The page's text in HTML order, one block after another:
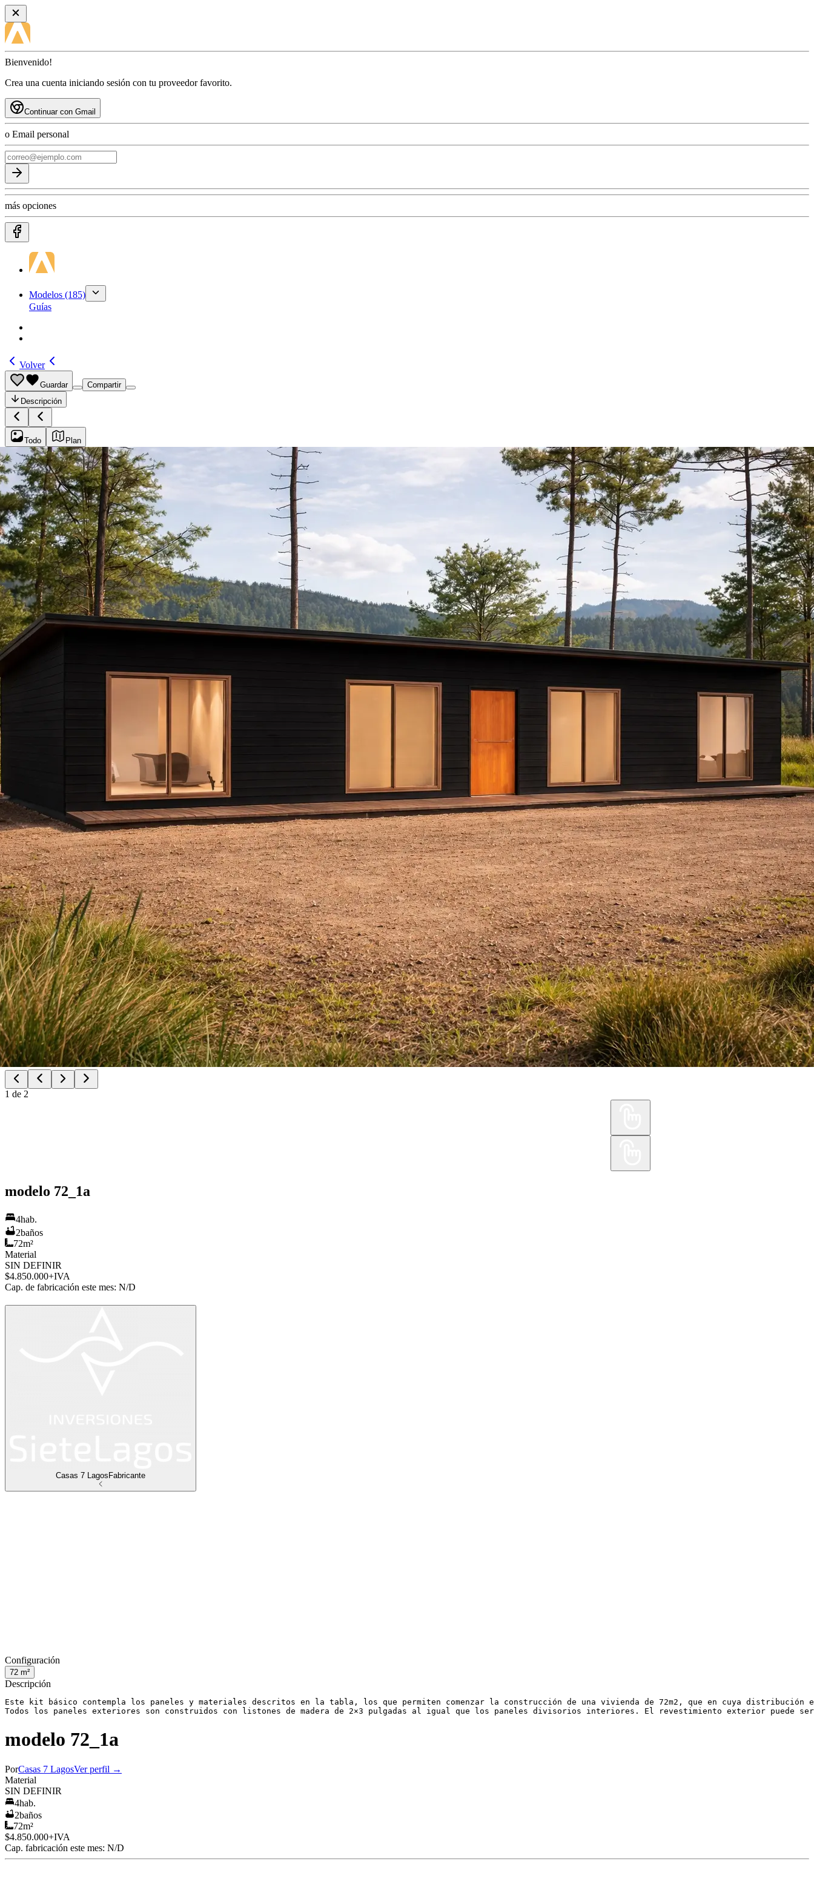
Bienvenido!
Crea una cuenta iniciando sesión con tu proveedor favorito.
Continuar con Gmail
o Email personal
más opciones
Modelos (185)
Guías
Volver
Guardar
Compartir
Descripción
Todo Plan
1 de 2
modelo 72_1a
4hab.
2baños
72m²
Material
SIN DEFINIR
$4.850.000+IVA
Cap. de fabricación este mes: N/D
Casas 7 LagosFabricante
Configuración
72 m²
Descripción
Este kit básico contempla los paneles y materiales descritos en la tabla, los que permiten comenzar la construcción de una vivienda de 72m2, que en cuya
Todos los paneles exteriores son construidos con listones de madera de 2×3 pulgadas al igual que los paneles divisorios interiores. El revestimiento exterior puede
modelo 72_1a
PorCasas 7 LagosVer perfil →
Material
SIN DEFINIR
4hab.
2baños
72m²
$4.850.000+IVA
Cap. fabricación este mes: N/D